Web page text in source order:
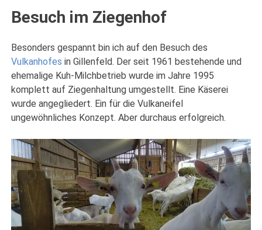
Besuch im Ziegenhof
Besonders gespannt bin ich auf den Besuch des
Vulkanhofes in Gillenfeld. Der seit 1961 bestehende und
ehemalige Kuh-Milchbetrieb wurde im Jahre 1995
komplett auf Ziegenhaltung umgestellt. Eine Käserei
wurde angegliedert. Ein für die Vulkaneifel
ungewöhnliches Konzept. Aber durchaus erfolgreich.